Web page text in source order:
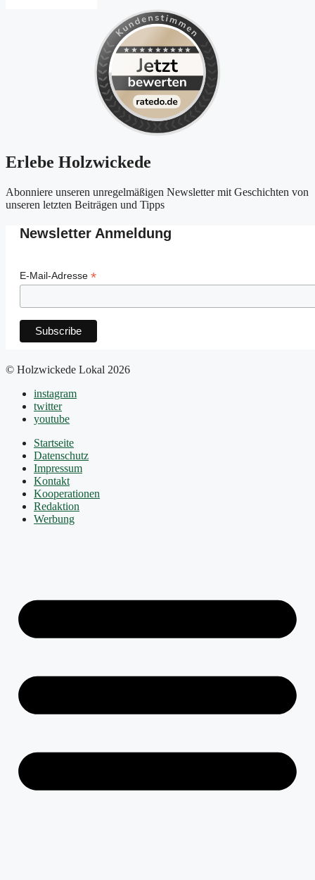
Erlebe Holzwickede
Abonniere unseren unregelmäßigen Newsletter mit Geschichten von
unseren letzten Beiträgen und Tipps
Newsletter Anmeldung
E-Mail-Adresse *
© Holzwickede Lokal 2026
instagram
twitter
youtube
Startseite
Datenschutz
Impressum
Kontakt
Kooperationen
Redaktion
Werbung